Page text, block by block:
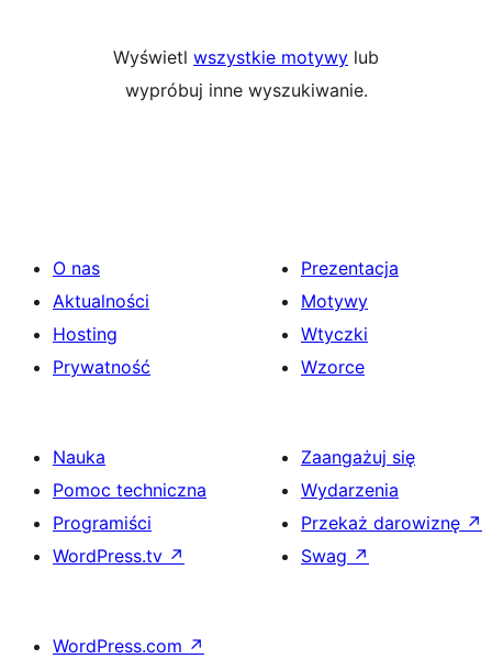
Wyświetl wszystkie motywy lub
wypróbuj inne wyszukiwanie.
O nas
Aktualności
Hosting
Prywatność
Prezentacja
Motywy
Wtyczki
Wzorce
Nauka
Pomoc techniczna
Programiści
WordPress.tv ↗
Zaangażuj się
Wydarzenia
Przekaż darowiznę ↗
Swag ↗
WordPress.com ↗